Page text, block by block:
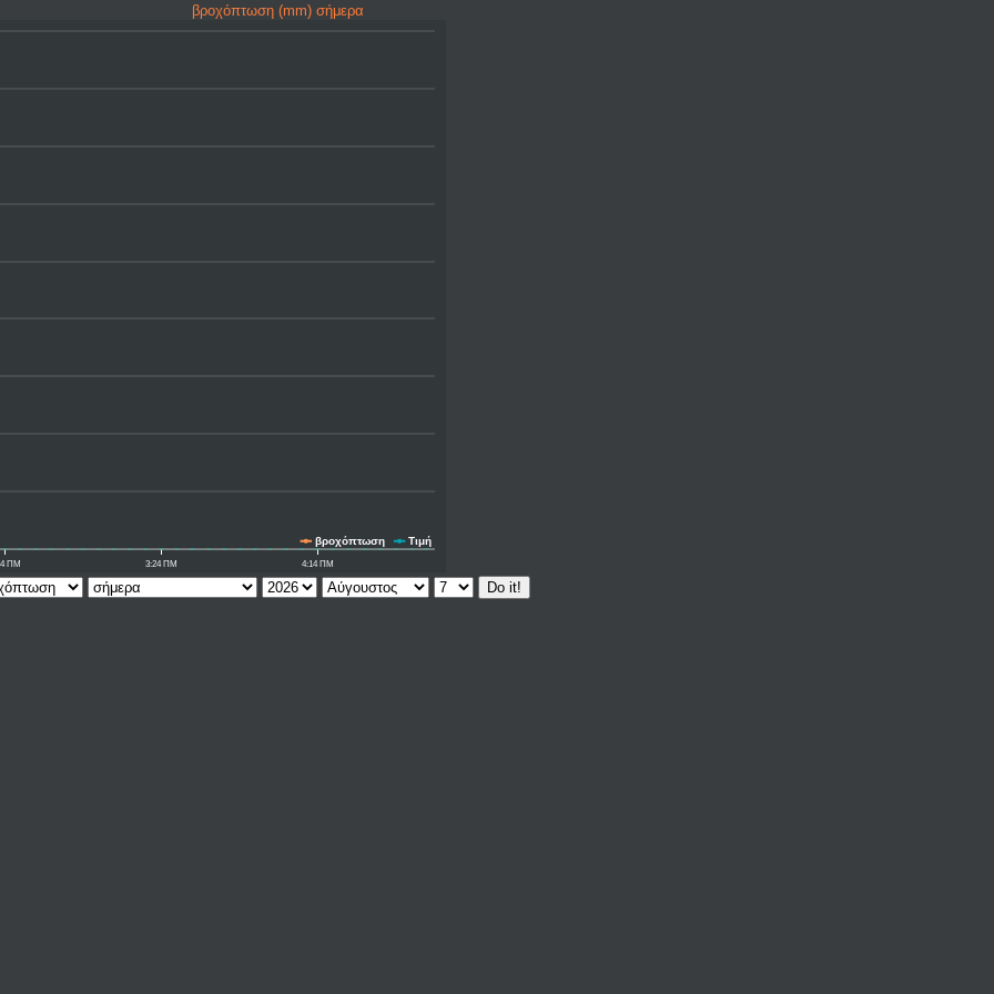
βροχόπτωση (mm) σήμερα